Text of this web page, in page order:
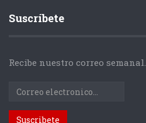
Suscríbete
Recibe nuestro correo semanal.